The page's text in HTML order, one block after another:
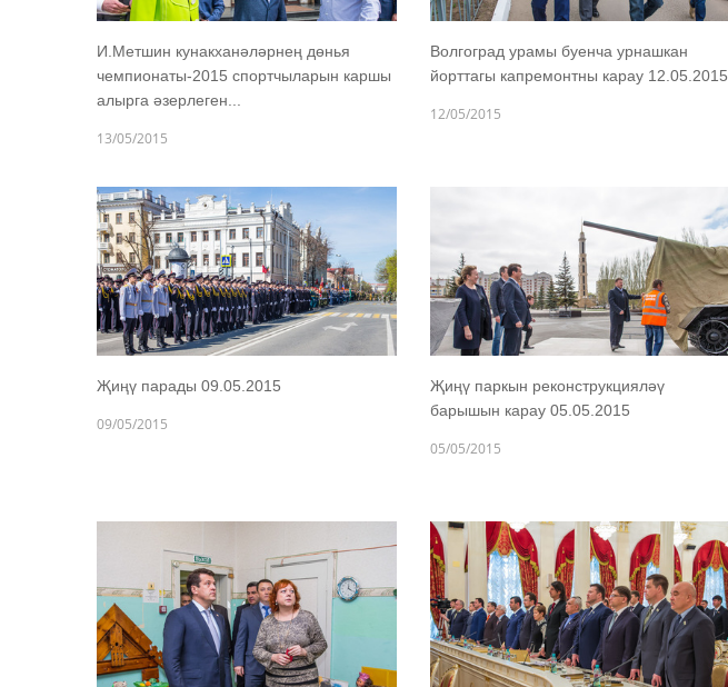
И.Метшин кунакханәләрнең дөнья
чемпионаты-2015 спортчыларын каршы
алырга әзерлеген...
13/05/2015
Волгоград урамы буенча урнашкан
йорттагы капремонтны карау 12.05.2015
12/05/2015
Җиңү парады 09.05.2015
09/05/2015
Җиңү паркын реконструкцияләү
барышын карау 05.05.2015
05/05/2015